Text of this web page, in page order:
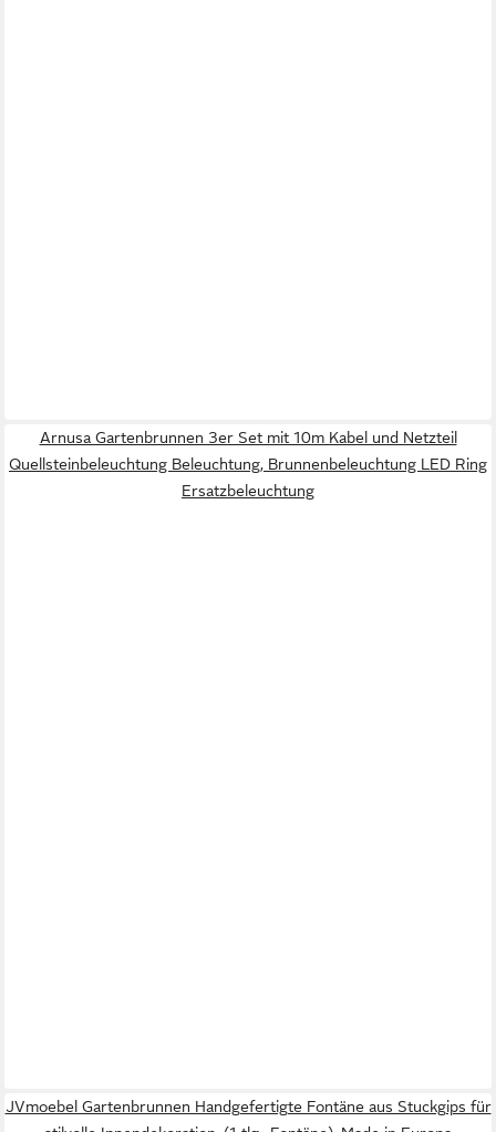
Arnusa Gartenbrunnen 3er Set mit 10m Kabel und Netzteil
Quellsteinbeleuchtung Beleuchtung, Brunnenbeleuchtung LED Ring
Ersatzbeleuchtung
JVmoebel Gartenbrunnen Handgefertigte Fontäne aus Stuckgips für